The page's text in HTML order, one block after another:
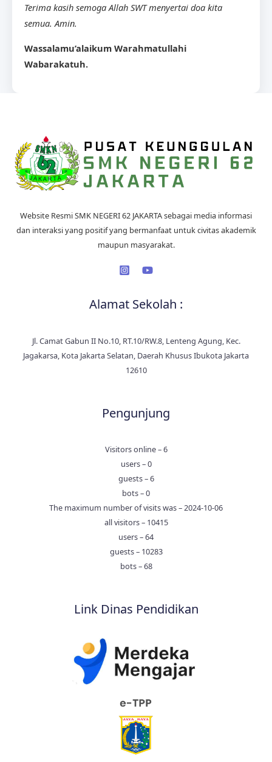
Terima kasih semoga Allah SWT menyertai doa kita
semua. Amin.
Wassalamu’alaikum Warahmatullahi
Wabarakatuh.
Website Resmi SMK NEGERI 62 JAKARTA sebagai media informasi
dan interaksi yang positif yang bermanfaat untuk civitas akademik
maupun masyarakat.
Alamat Sekolah :
Jl. Camat Gabun II No.10, RT.10/RW.8, Lenteng Agung, Kec.
Jagakarsa, Kota Jakarta Selatan, Daerah Khusus Ibukota Jakarta
12610
Pengunjung
Visitors online – 6
users – 0
guests – 6
bots – 0
The maximum number of visits was – 2024-10-06
all visitors – 10415
users – 64
guests – 10283
bots – 68
Link Dinas Pendidikan